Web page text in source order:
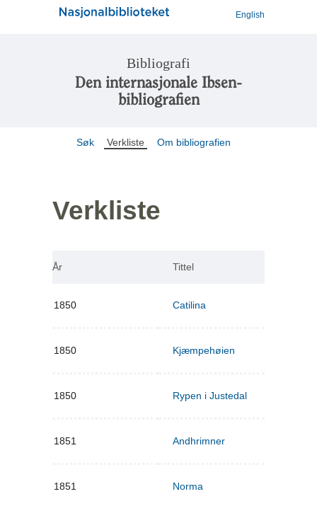
English
Bibliografi
Den internasjonale Ibsen-
bibliografien
Søk Verkliste Om bibliografien
Verkliste
År Tittel
1850 Catilina
1850 Kjæmpehøien
1850 Rypen i Justedal
1851 Andhrimner
1851 Norma